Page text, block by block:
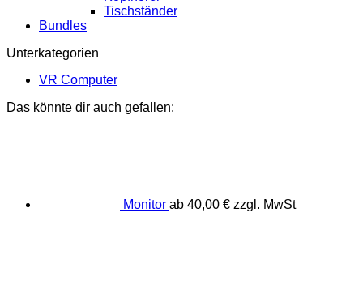
Tischständer
Bundles
Unterkategorien
VR Computer
Das könnte dir auch gefallen:
Monitor ab 40,00 € zzgl. MwSt